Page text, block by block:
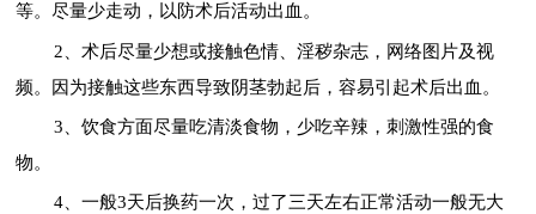
等。尽量少走动，以防术后活动出血。
2、术后尽量少想或接触色情、淫秽杂志，网络图片及视
频。因为接触这些东西导致阴茎勃起后，容易引起术后出血。
3、饮食方面尽量吃清淡食物，少吃辛辣，刺激性强的食
物。
4、一般3天后换药一次，过了三天左右正常活动一般无大